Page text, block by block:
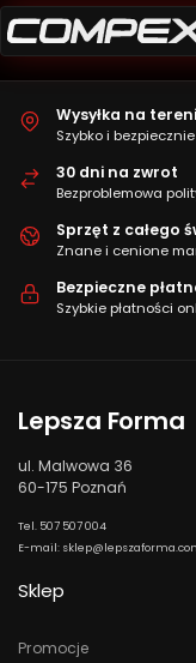
Wysyłka na
Szybko i bezpiecznie
30 dni na zwrot
Bezproblemowa
Sprzęt z całego
Znane i cenione
Bezpieczne
Szybkie płatności
Lepsza Forma
ul. Malwowa 36
60-175 Poznań
Tel. 507 507 004
E-mail:
Sklep
Promocje